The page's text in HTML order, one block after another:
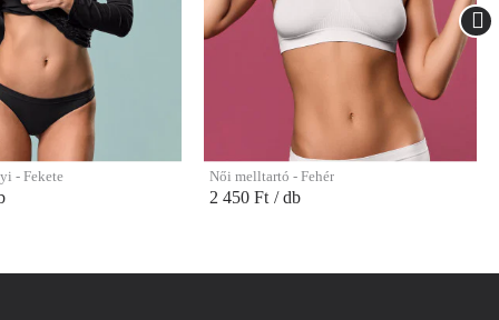
- Fekete Női melltartó - Fehér
2 450 Ft / db